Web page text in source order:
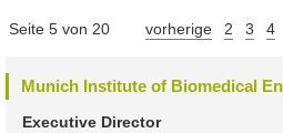
Seite 5 von 20 vorherige 2 3 4
Munich Institute of Biomedical
Executive Director